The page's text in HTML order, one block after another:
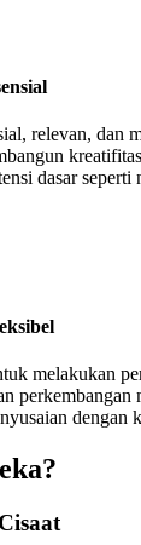
relevan, dan
dasar seperti
melakukan
perkembangan
dengan